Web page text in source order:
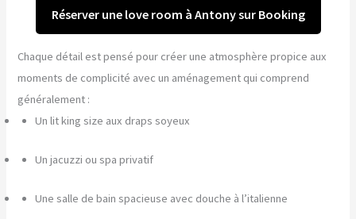
Réserver une love room à Antony sur Booking
Chaque détail est pensé pour créer une atmosphère propice aux
moments de complicité avec un aménagement qui comprend
généralement :
Un lit king size aux draps soyeux
Un jacuzzi ou spa privatif
Une salle de bain spacieuse avec douche à l’italienne